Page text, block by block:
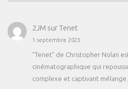
2JM surTenet
1 septembre 2023
"Tenet" de Christopher Nolan
cinématographique qui
complexe et captivant